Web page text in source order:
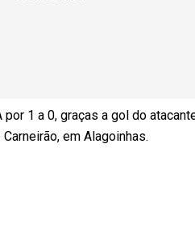
1 a 0, graças a gol do
em Alagoinhas.